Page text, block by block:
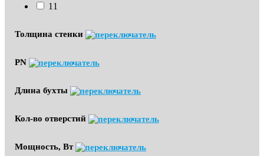
11
Толщина стенки
PN
Длина бухты
Кол-во отверстий
Мощность, Вт